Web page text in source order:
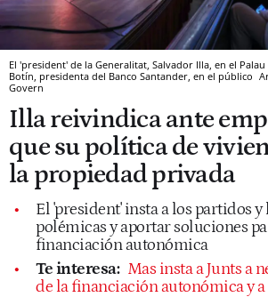
El 'president' de la Generalitat, Salvador Illa, en el
Botín, presidenta del Banco Santander, en el público
Govern
Illa reivindica ante
que su política de
la propiedad privada
El 'president' insta a los partidos y
polémicas y aportar soluciones
financiación autonómica
Te interesa: Mas insta a Junts a
de la financiación autonómica y a